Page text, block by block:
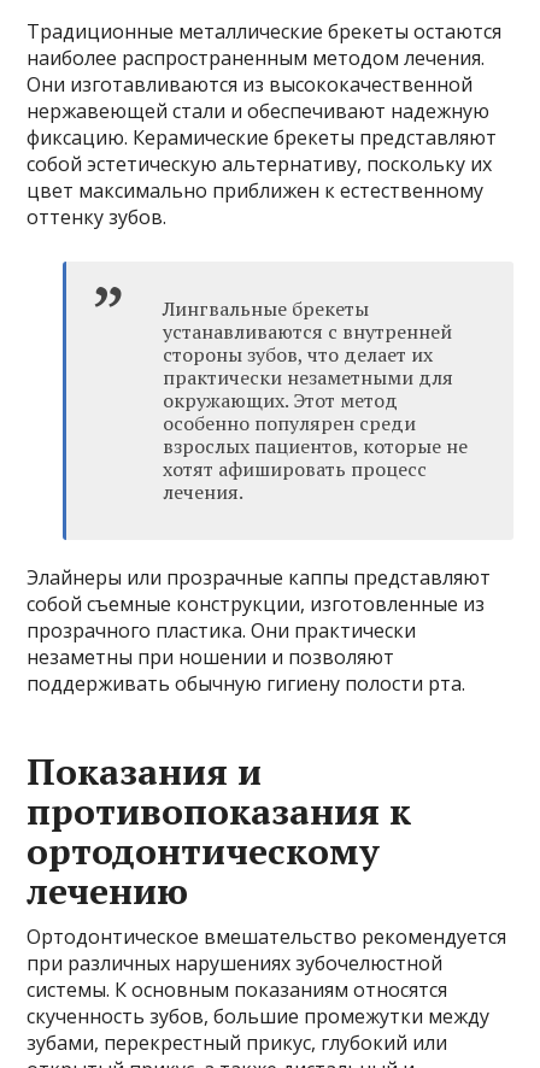
Традиционные металлические брекеты остаются
наиболее распространенным методом лечения.
Они изготавливаются из высококачественной
нержавеющей стали и обеспечивают надежную
фиксацию. Керамические брекеты представляют
собой эстетическую альтернативу, поскольку их
цвет максимально приближен к естественному
оттенку зубов.
Лингвальные брекеты
устанавливаются с внутренней
стороны зубов, что делает их
практически незаметными для
окружающих. Этот метод
особенно популярен среди
взрослых пациентов, которые не
хотят афишировать процесс
лечения.
Элайнеры или прозрачные каппы представляют
собой съемные конструкции, изготовленные из
прозрачного пластика. Они практически
незаметны при ношении и позволяют
поддерживать обычную гигиену полости рта.
Показания и
противопоказания к
ортодонтическому
лечению
Ортодонтическое вмешательство рекомендуется
при различных нарушениях зубочелюстной
системы. К основным показаниям относятся
скученность зубов, большие промежутки между
зубами, перекрестный прикус, глубокий или